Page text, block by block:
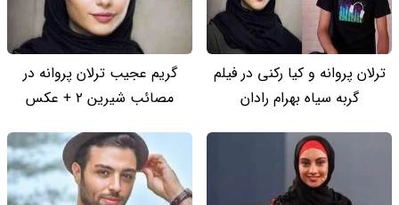
ترلان پروانه و کیا رکنی در فیلم
گربه سیاه بهرام رادان
گریم عجیب ترلان پروانه در
مصائب شیرین 2 + عکس